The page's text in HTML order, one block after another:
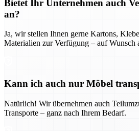
Bietet Ihr Unternehmen auch
an?
Ja, wir stellen Ihnen gerne Kartons,
Materialien zur Verfügung – auf Wunsch
Kann ich auch nur Möbel
Natürlich! Wir übernehmen auch
Transporte – ganz nach Ihrem Bedarf.